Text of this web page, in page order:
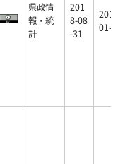
県政情
報・統
計
201
8-08
-31
01-